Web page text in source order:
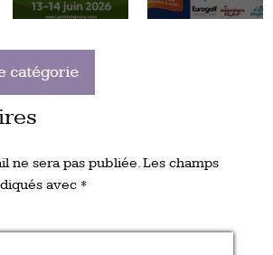
ne sera pas publiée.Les champs
avec *